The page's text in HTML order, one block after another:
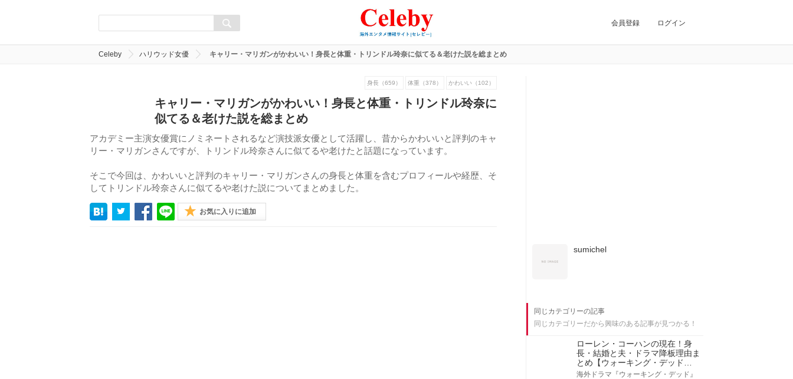
会員登録 ログイン
Celeby ハリウッド女優 キャリー・マリガンがかわいい！身長と体重・トリンドル玲奈に似てる＆老けた説を総まとめ
身長（659） 体重（378） かわいい（102）
キャリー・マリガンがかわいい！身長と体重・トリンドル玲奈に
似てる＆老けた説を総まとめ
アカデミー主演女優賞にノミネートされるなど演技派女優として活躍し、昔からかわいいと評判のキャ
リー・マリガンさんですが、トリンドル玲奈さんに似てるや老けたと話題になっています。
そこで今回は、かわいいと評判のキャリー・マリガンさんの身長と体重を含むプロフィールや経歴、そ
してトリンドル玲奈さんに似てるや老けた説についてまとめました。
お気に入りに追加
sumichel
同じカテゴリーの記事
同じカテゴリーだから興味のある記事が見つかる！
ローレン・コーハンの現在！身
長・結婚と夫・ドラマ降板理由ま
とめ【ウォーキング・デッド…
海外ドラマ『ウォーキング・デッド』